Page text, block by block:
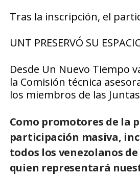
Tras la inscripción, el
UNT PRESERVÓ SU
Desde Un Nuevo Tiempo
la Comisión técnica
los miembros de las
Como promotores de la
participación masiva,
todos los venezolanos
quien representará